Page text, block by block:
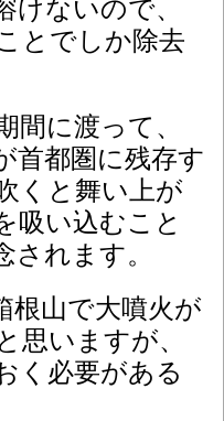
けないので、
とでしか除去
間に渡って、
首都圏に残存す
くと舞い上が
吸い込むこと
されます。
根山で大噴火が
思いますが、
く必要がある